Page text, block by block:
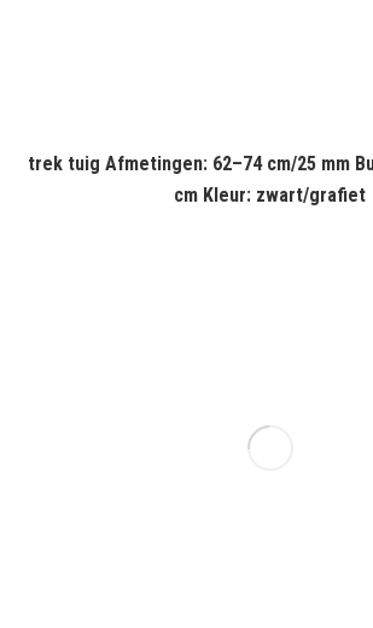
trek tuig Afmetingen: 62–74 cm/25 mm
cm Kleur: zwart/grafiet